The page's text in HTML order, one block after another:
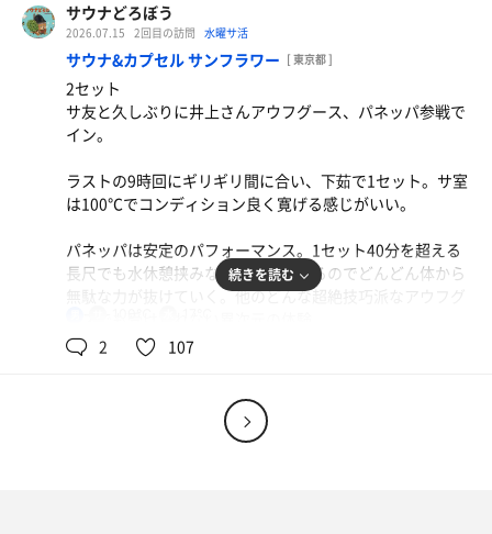
鰻重
暑さに負けない為にチャージ。
麦茶
サウナどろぼう
2026.07.15 2回目の訪問 水曜サ活
サウナ&カプセル サンフラワー [ 東京都 ]
2セット
サ友と久しぶりに井上さんアウフグース、パネッパ参戦で
イン。
ラストの9時回にギリギリ間に合い、下茹で1セット。サ室
は100℃でコンディション良く寛げる感じがいい。
パネッパは安定のパフォーマンス。1セット40分を超える
長尺でも水休憩挟みながら続けられるのでどんどん体から
無駄な力が抜けていく。他のどんな超絶技巧派なアウフグ
続きを読む
2 107